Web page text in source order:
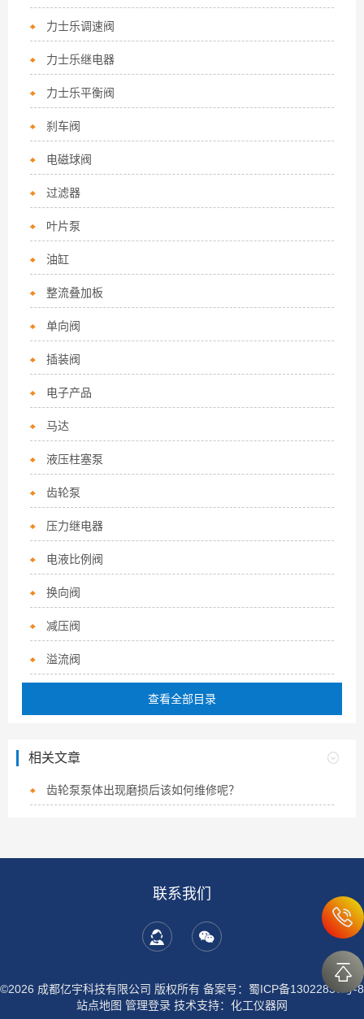
力士乐调速阀
力士乐继电器
力士乐平衡阀
刹车阀
电磁球阀
过滤器
叶片泵
油缸
整流叠加板
单向阀
插装阀
电子产品
马达
液压柱塞泵
齿轮泵
压力继电器
电液比例阀
换向阀
减压阀
溢流阀
查看全部目录
相关文章
齿轮泵泵体出现磨损后该如何维修呢？
联系我们
©2026 成都亿宇科技有限公司 版权所有 备案号：蜀ICP备13022837号-8
站点地图 管理登录 技术支持： 化工仪器网